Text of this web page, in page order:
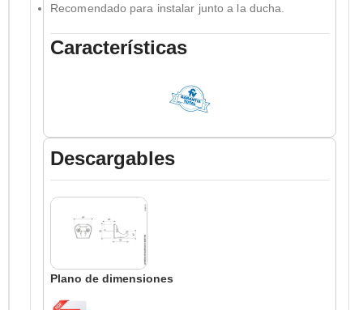
Recomendado para instalar junto a la ducha.
Características
Descargables
Plano de dimensiones